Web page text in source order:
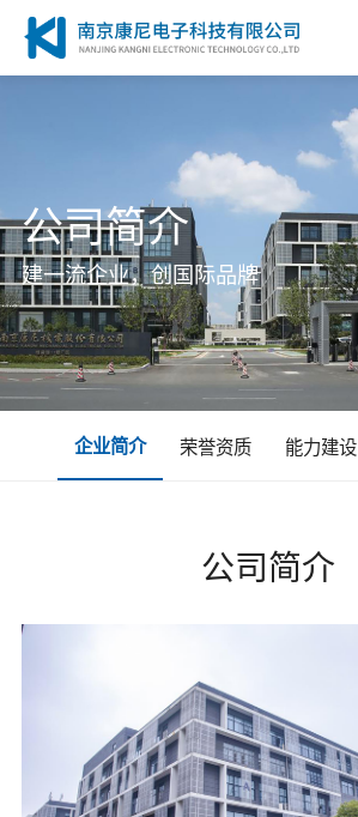
公司简介
建一流企业，创国际品牌
企业简介 荣誉资质 能力建设
公司简介